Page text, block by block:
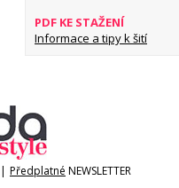
PDF KE STAŽENÍ
Informace a tipy k šití
| Předplatné NEWSLETTER